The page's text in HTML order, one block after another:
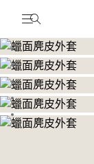
前往圖片 1
前往圖片 2
前往圖片 3
前往圖片 4
前往圖片 5
前往圖片 6